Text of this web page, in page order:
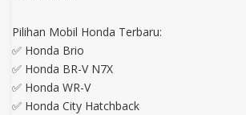
Pilihan Mobil Honda Terbaru:
✅ Honda Brio
✅ Honda BR-V N7X
✅ Honda WR-V
✅ Honda City Hatchback